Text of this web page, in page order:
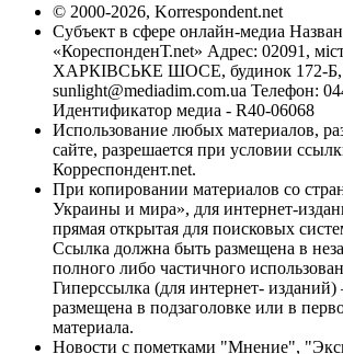
© 2000-2026, Korrespondent.net
Субъект в сфере онлайн-медиа
«КореспонденТ.net» Адрес: 02091,
ХАРКІВСЬКЕ ШОСЕ, будинок 172-Б,
sunlight@mediadim.com.ua Телефон:
Идентификатор медиа - R40-06068
Использование любых материалов,
сайте, разрешается при условии
Корреспондент.net.
При копировании материалов со
Украины и мира», для интернет-
прямая открытая для поисковых
Ссылка должна быть размещена в
полного либо частичного
Гиперссылка (для интернет-
размещена в подзаголовке или в
материала.
Новости с пометками "Мнение",